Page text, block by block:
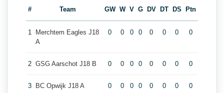
# Team GW W V G DV DT DS Ptn
1
Merchtem Eagles J18
A
0 0 0 0 0 0 0 0
2 GSG Aarschot J18 B 0 0 0 0 0 0 0 0
3 BC Opwijk J18 A 0 0 0 0 0 0 0 0